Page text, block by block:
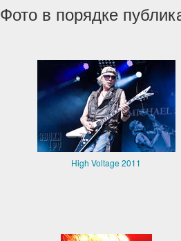
Фото в порядке
High Voltage 2011